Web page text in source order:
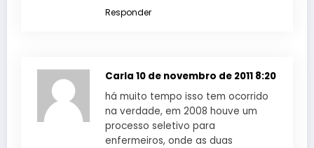
Responder
Carla 10 de novembro de 2011 8:20
há muito tempo isso tem ocorrido
na verdade, em 2008 houve um
processo seletivo para
enfermeiros, onde as duas